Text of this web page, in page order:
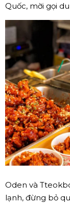
Quốc, mời gọi
Oden và
lạnh, đừng bỏ